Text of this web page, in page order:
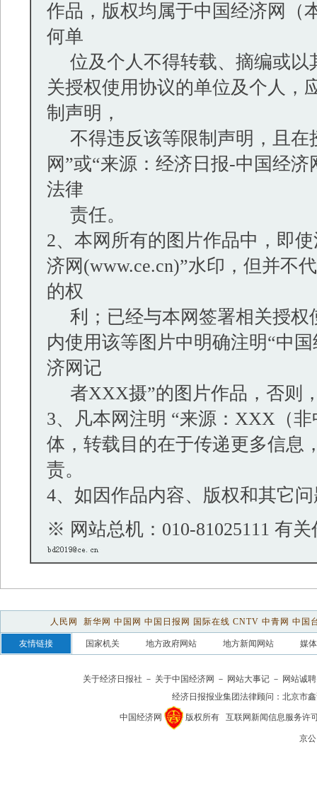
作品，版权均属于中国经济网（
何单
位及个人不得转载、摘编或以
关授权使用协议的单位及个人，
制声明，
不得违反该等限制声明，且在
网”或“来源：经济日报-中国经
法律
责任。
2、本网所有的图片作品中，即
济网(www.ce.cn)”水印，但并不
的权
利；已经与本网签署相关授权
内使用该等图片中明确注明“中
济网记
者XXX摄”的图片作品，否则
3、凡本网注明 “来源：XXX（
体，转载目的在于传递更多信息
责。
4、如因作品内容、版权和其它
※ 网站总机：010-81025111 有
关于经济日报社 － 关于中国经济网 － 网站大事记 － 网站诚聘
经济日报报业集团法律顾问： 北京市
中国经济网 版权所有 互联网新闻信息服务许
京